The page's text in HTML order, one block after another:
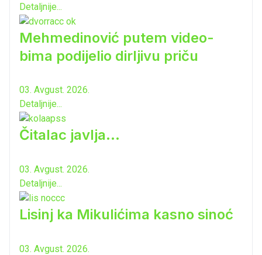
Detaljnije...
Mehmedinović putem video-
bima podijelio dirljivu priču
03. Avgust. 2026.
Detaljnije...
Čitalac javlja...
03. Avgust. 2026.
Detaljnije...
Lisinj ka Mikulićima kasno sinoć
03. Avgust. 2026.